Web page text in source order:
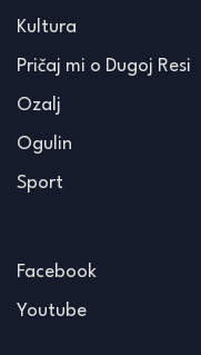
Kultura
Pričaj mi o Dugoj Resi
Ozalj
Ogulin
Sport
Facebook
Youtube